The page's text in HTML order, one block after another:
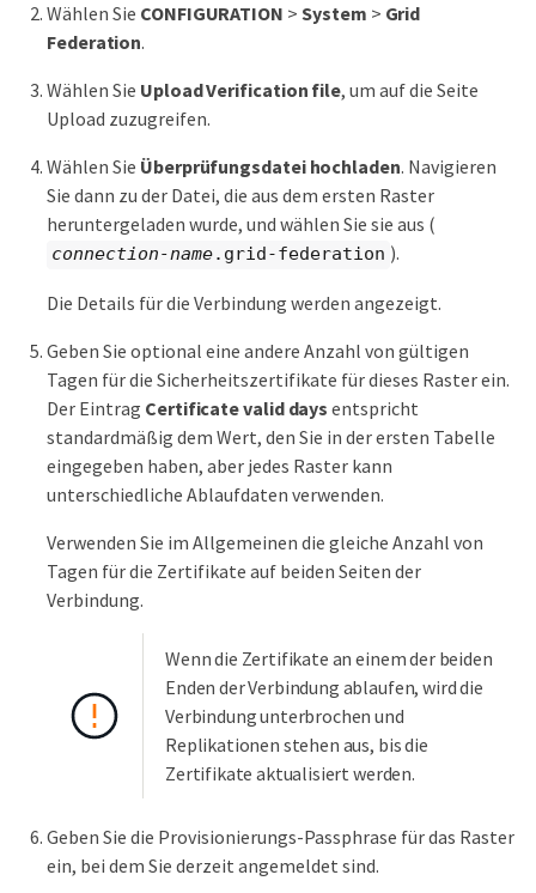
Wählen Sie CONFIGURATION > System > Grid
Federation.
Wählen Sie Upload Verification file, um auf die Seite
Upload zuzugreifen.
Wählen Sie Überprüfungsdatei hochladen. Navigieren
Sie dann zu der Datei, die aus dem ersten Raster
heruntergeladen wurde, und wählen Sie sie aus (
connection-name.grid-federation ).
Die Details für die Verbindung werden angezeigt.
Geben Sie optional eine andere Anzahl von gültigen
Tagen für die Sicherheitszertifikate für dieses Raster ein.
Der Eintrag Certificate valid days entspricht
standardmäßig dem Wert, den Sie in der ersten Tabelle
eingegeben haben, aber jedes Raster kann
unterschiedliche Ablaufdaten verwenden.
Verwenden Sie im Allgemeinen die gleiche Anzahl von
Tagen für die Zertifikate auf beiden Seiten der
Verbindung.
Wenn die Zertifikate an einem der beiden
Enden der Verbindung ablaufen, wird die
Verbindung unterbrochen und
Replikationen stehen aus, bis die
Zertifikate aktualisiert werden.
Geben Sie die Provisionierungs-Passphrase für das Raster
ein, bei dem Sie derzeit angemeldet sind.